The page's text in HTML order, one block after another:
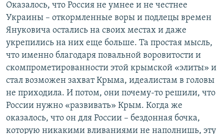
Оказалось, что Россия не умнее и не честнее
Украины – откормленные воры и подлецы времен
Януковича остались на своих местах и даже
укрепились на них еще больше. Та простая мысль,
что именно благодаря повальной воровитости и
скомпрометированности этой крымской «элиты» и
стал возможен захват Крыма, идеалистам в головы
не приходила. И потом, они почему-то решили, что
России нужно «развивать» Крым. Когда же
оказалось, что он для России – бездонная бочка,
которую никакими вливаниями не наполнишь, эту